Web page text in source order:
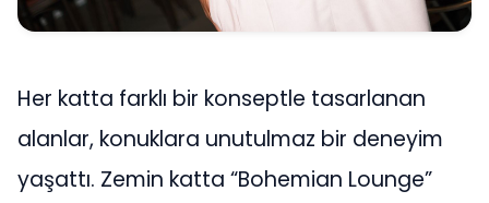
Her katta farklı bir konseptle tasarlanan
alanlar, konuklara unutulmaz bir deneyim
yaşattı. Zemin katta “Bohemian Lounge”